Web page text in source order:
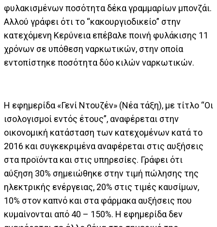
φυλακισμένων ποσότητα δέκα γραμμαρίων μπονζάι.
Αλλού γράφει ότι το “κακουργιοδικείο” στην
κατεχόμενη Κερύνεια επέβαλε ποινή φυλάκισης 11
χρόνων σε υπόθεση ναρκωτικών, στην οποία
εντοπίστηκε ποσότητα δύο κιλών ναρκωτικών.
Η εφημερίδα «Γενί Ντουζέν» (Νέα τάξη), με τίτλο “Οι
ισολογισμοί εντός έτους”, αναφέρεται στην
οικονομική κατάσταση των κατεχομένων κατά το
2016 και συγκεκριμένα αναφέρεται στις αυξήσεις
στα προϊόντα και στις υπηρεσίες. Γράφει ότι
αύξηση 30% σημειώθηκε στην τιμή πώλησης της
ηλεκτρικής ενέργειας, 20% στις τιμές καυσίμων,
10% στον καπνό και στα φάρμακα αυξήσεις που
κυμαίνονται από 40 – 150%. Η εφημερίδα δεν